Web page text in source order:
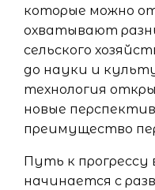
которые можно
охватывают
сельского
до науки и
технология
новые
преимущество
Путь к прогрессу
начинается с